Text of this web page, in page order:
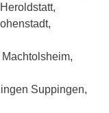
Suppingen,